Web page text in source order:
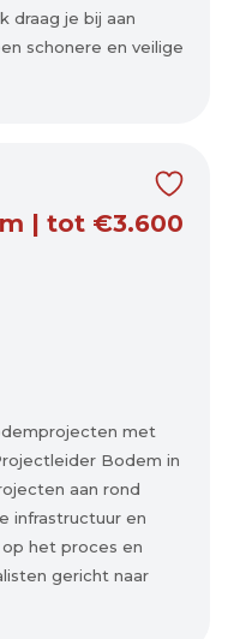
draag je bij aan
schonere en veilige
| tot €3.600
met
Bodem in
aan rond
infrastructuur en
het proces en
gericht naar